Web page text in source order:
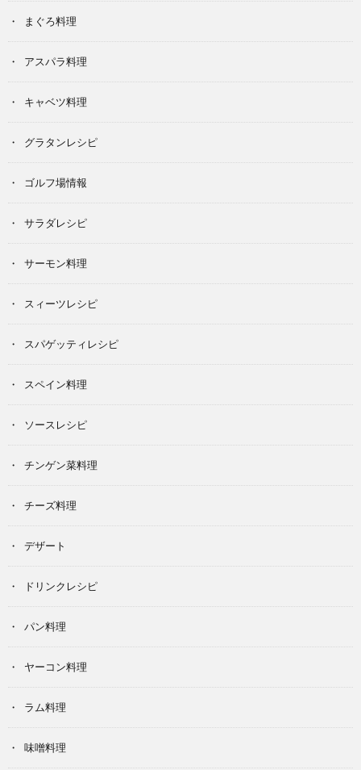
まぐろ料理
アスパラ料理
キャベツ料理
グラタンレシピ
ゴルフ場情報
サラダレシピ
サーモン料理
スィーツレシピ
スパゲッティレシピ
スペイン料理
ソースレシピ
チンゲン菜料理
チーズ料理
デザート
ドリンクレシピ
パン料理
ヤーコン料理
ラム料理
味噌料理